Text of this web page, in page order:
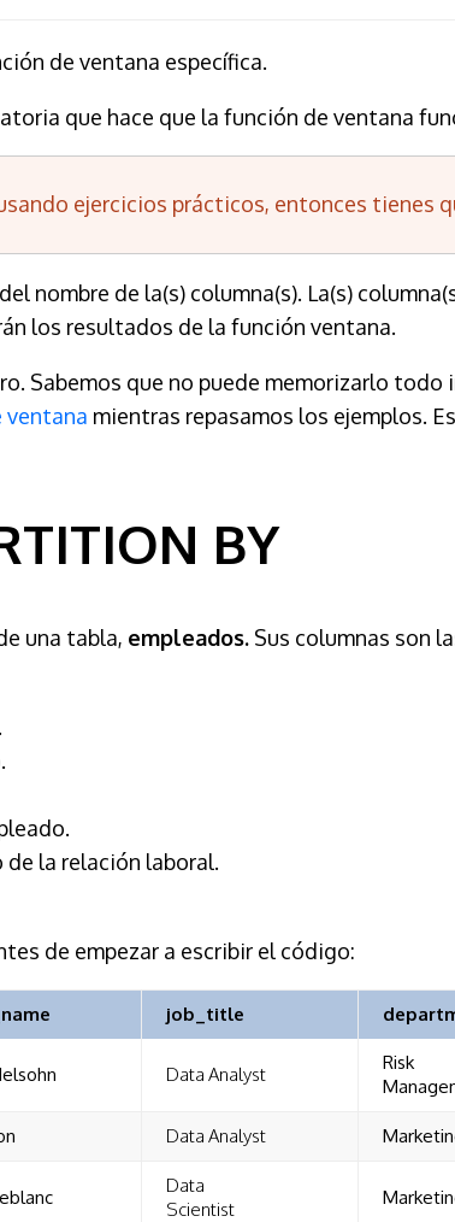
de ventana específica.
que hace que la función de ventana
ejercicios prácticos, entonces tienes
nombre de la(s) columna(s). La(s)
los resultados de la función ventana.
Sabemos que no puede memorizarlo
ventana mientras repasamos los ejemplos.
BY
una tabla, empleados. Sus columnas son
de la relación laboral.
de empezar a escribir el código:
job_title
Data Analyst
Risk
Data Analyst
Data
Scientist